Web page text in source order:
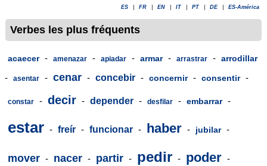
ES FR EN IT PT DE ES-América
Verbes les plus fréquents
acaecer - amenazar - apiadar - armar - arrastrar - arrodillar
- asentar - cenar - concebir - concernir - consentir -
constar - decir - depender - desfilar - embarrar -
estar - freír - funcionar - haber - jubilar -
mover - nacer - partir - pedir - poder -